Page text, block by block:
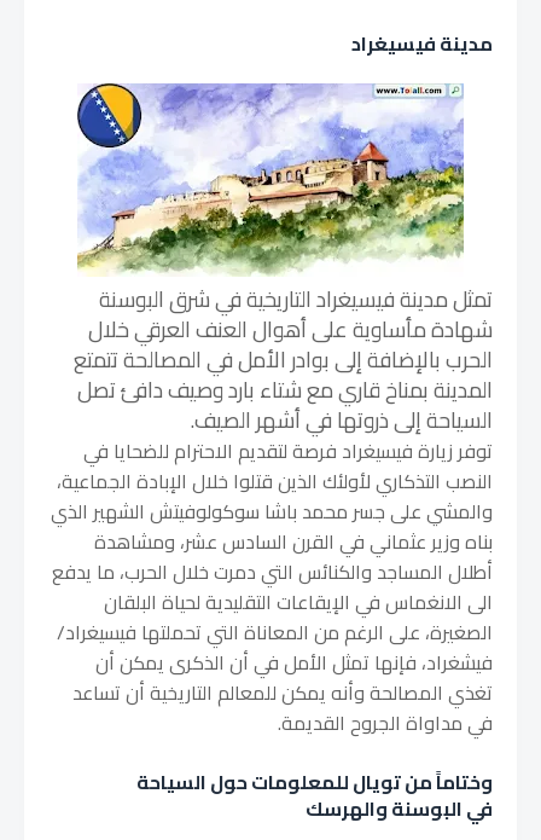
مدينة فيسيغراد
تمثل مدينة فيسيغراد التاريخية في شرق البوسنة
شهادة مأساوية على أهوال العنف العرقي خلال
الحرب بالإضافة إلى بوادر الأمل في المصالحة تتمتع
المدينة بمناخ قاري مع شتاء بارد وصيف دافئ تصل
السياحة إلى ذروتها في أشهر الصيف.
توفر زيارة فيسيغراد فرصة لتقديم الاحترام للضحايا في
النصب التذكاري لأولئك الذين قتلوا خلال الإبادة الجماعية،
والمشي على جسر محمد باشا سوكولوفيتش الشهير الذي
بناه وزير عثماني في القرن السادس عشر، ومشاهدة
أطلال المساجد والكنائس التي دمرت خلال الحرب، ما يدفع
الى الانغماس في الإيقاعات التقليدية لحياة البلقان
الصغيرة، على الرغم من المعاناة التي تحملتها فيسيغراد/
فيشغراد، فإنها تمثل الأمل في أن الذكرى يمكن أن
تغذي المصالحة وأنه يمكن للمعالم التاريخية أن تساعد
في مداواة الجروح القديمة.
وختاماً من تويال للمعلومات حول السياحة
في البوسنة والهرسك